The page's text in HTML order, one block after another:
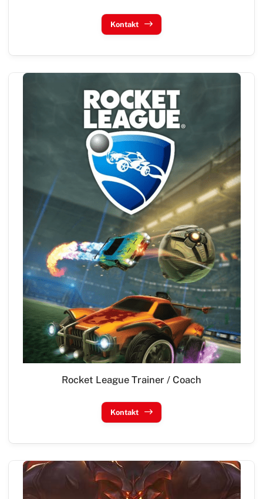
Kontakt
Rocket League Trainer / Coach
Kontakt